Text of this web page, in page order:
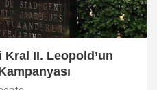
Kral II. Leopold’un